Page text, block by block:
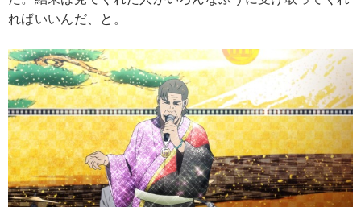
ればいいんだ、と。